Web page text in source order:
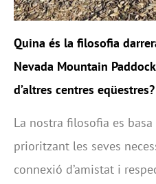
Quina és la filosofia
Nevada Mountain
d’altres centres eqüestres?
La nostra filosofia es
prioritzant les seves
connexió d’amistat i